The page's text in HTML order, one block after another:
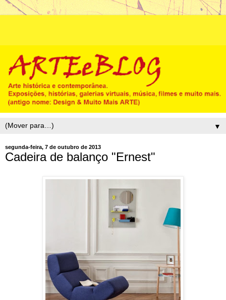
▼
segunda-feira, 7 de outubro de 2013
Cadeira de balanço "Ernest"